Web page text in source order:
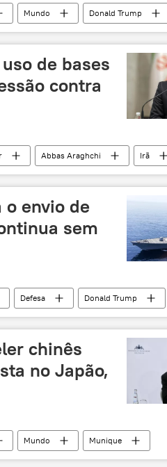
Mundo
Donald Trump
Armadas do Irã Sputnik
de bases
contra
Abbas Araghchi
Irã
o envio de
sem
Defesa
Donald Trump
Estreito de Ormuz
chinês
no Japão,
Mundo
Munique
Wang Yi